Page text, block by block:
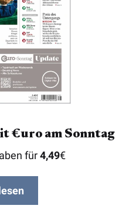
€uro am Sonntag
für4,49€